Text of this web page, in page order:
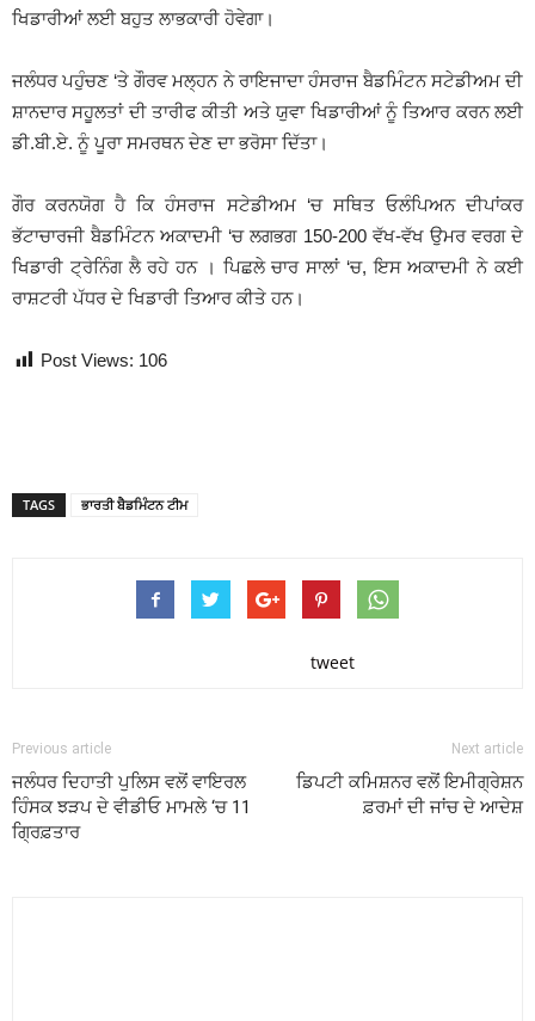
ਖਿਡਾਰੀਆਂ ਲਈ ਬਹੁਤ ਲਾਭਕਾਰੀ ਹੋਵੇਗਾ।
ਜਲੰਧਰ ਪਹੁੰਚਣ ‘ਤੇ ਗੌਰਵ ਮਲ੍ਹਨ ਨੇ ਰਾਇਜਾਦਾ ਹੰਸਰਾਜ ਬੈਡਮਿੰਟਨ ਸਟੇਡੀਅਮ ਦੀ
ਸ਼ਾਨਦਾਰ ਸਹੂਲਤਾਂ ਦੀ ਤਾਰੀਫ ਕੀਤੀ ਅਤੇ ਯੁਵਾ ਖਿਡਾਰੀਆਂ ਨੂੰ ਤਿਆਰ ਕਰਨ ਲਈ
ਡੀ.ਬੀ.ਏ. ਨੂੰ ਪੂਰਾ ਸਮਰਥਨ ਦੇਣ ਦਾ ਭਰੋਸਾ ਦਿੱਤਾ।
ਗੌਰ ਕਰਨਯੋਗ ਹੈ ਕਿ ਹੰਸਰਾਜ ਸਟੇਡੀਅਮ ‘ਚ ਸਥਿਤ ਓਲੰਪਿਅਨ ਦੀਪਾਂਕਰ
ਭੱਟਾਚਾਰਜੀ ਬੈਡਮਿੰਟਨ ਅਕਾਦਮੀ ‘ਚ ਲਗਭਗ 150-200 ਵੱਖ-ਵੱਖ ਉਮਰ ਵਰਗ ਦੇ
ਖਿਡਾਰੀ ਟ੍ਰੇਨਿੰਗ ਲੈ ਰਹੇ ਹਨ । ਪਿਛਲੇ ਚਾਰ ਸਾਲਾਂ ‘ਚ, ਇਸ ਅਕਾਦਮੀ ਨੇ ਕਈ
ਰਾਸ਼ਟਰੀ ਪੱਧਰ ਦੇ ਖਿਡਾਰੀ ਤਿਆਰ ਕੀਤੇ ਹਨ।
Post Views: 106
TAGS ਭਾਰਤੀ ਬੈਡਮਿੰਟਨ ਟੀਮ
tweet
Previous article
ਜਲੰਧਰ ਦਿਹਾਤੀ ਪੁਲਿਸ ਵਲੋਂ ਵਾਇਰਲ
ਹਿੰਸਕ ਝੜਪ ਦੇ ਵੀਡੀਓ ਮਾਮਲੇ ‘ਚ 11
ਗ੍ਰਿਫ਼ਤਾਰ
Next article
ਡਿਪਟੀ ਕਮਿਸ਼ਨਰ ਵਲੋਂ ਇਮੀਗ੍ਰੇਸ਼ਨ
ਫ਼ਰਮਾਂ ਦੀ ਜਾਂਚ ਦੇ ਆਦੇਸ਼